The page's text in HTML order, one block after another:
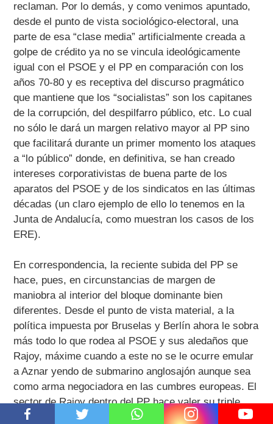
reclaman. Por lo demás, y como venimos apuntado,
desde el punto de vista sociológico-electoral, una
parte de esa “clase media” artificialmente creada a
golpe de crédito ya no se vincula ideológicamente
igual con el PSOE y el PP en comparación con los
años 70-80 y es receptiva del discurso pragmático
que mantiene que los “socialistas” son los capitanes
de la corrupción, del despilfarro público, etc. Lo cual
no sólo le dará un margen relativo mayor al PP sino
que facilitará durante un primer momento los ataques
a “lo público” donde, en definitiva, se han creado
intereses corporativistas de buena parte de los
aparatos del PSOE y de los sindicatos en las últimas
décadas (un claro ejemplo de ello lo tenemos en la
Junta de Andalucía, como muestran los casos de los
ERE).
En correspondencia, la reciente subida del PP se
hace, pues, en circunstancias de margen de
maniobra al interior del bloque dominante bien
diferentes. Desde el punto de vista material, a la
política impuesta por Bruselas y Berlín ahora le sobra
más todo lo que rodea al PSOE y sus aledaños que
Rajoy, máxime cuando a este no se le ocurre emular
a Aznar yendo de submarino anglosajón aunque sea
como arma negociadora en las cumbres europeas. El
sector de Rajoy dentro del PP hace valer su triple
apuesta para postularse como la mejor candidatura